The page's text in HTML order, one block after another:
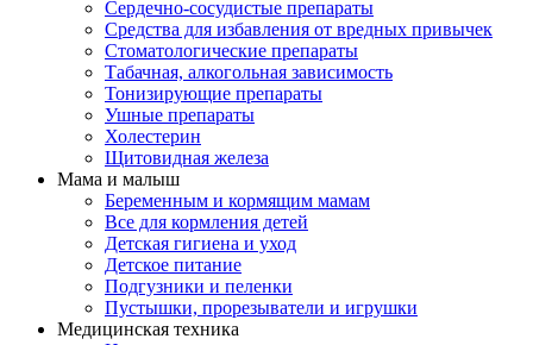
Сердечно-сосудистые препараты
Средства для избавления от вредных привычек
Стоматологические препараты
Табачная, алкогольная зависимость
Тонизирующие препараты
Ушные препараты
Холестерин
Щитовидная железа
Мама и малыш
Беременным и кормящим мамам
Все для кормления детей
Детская гигиена и уход
Детское питание
Подгузники и пеленки
Пустышки, прорезыватели и игрушки
Медицинская техника